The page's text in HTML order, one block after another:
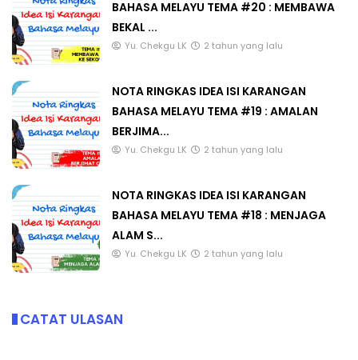
BAHASA MELAYU TEMA #20 : MEMBAWA
BEKAL ...
Yu. Chekgu LK 2 tahun yang lalu
NOTA RINGKAS IDEA ISI KARANGAN
BAHASA MELAYU TEMA #19 : AMALAN
BERJIMA...
Yu. Chekgu LK 2 tahun yang lalu
NOTA RINGKAS IDEA ISI KARANGAN
BAHASA MELAYU TEMA #18 : MENJAGA
ALAM S...
Yu. Chekgu LK 2 tahun yang lalu
CATAT ULASAN